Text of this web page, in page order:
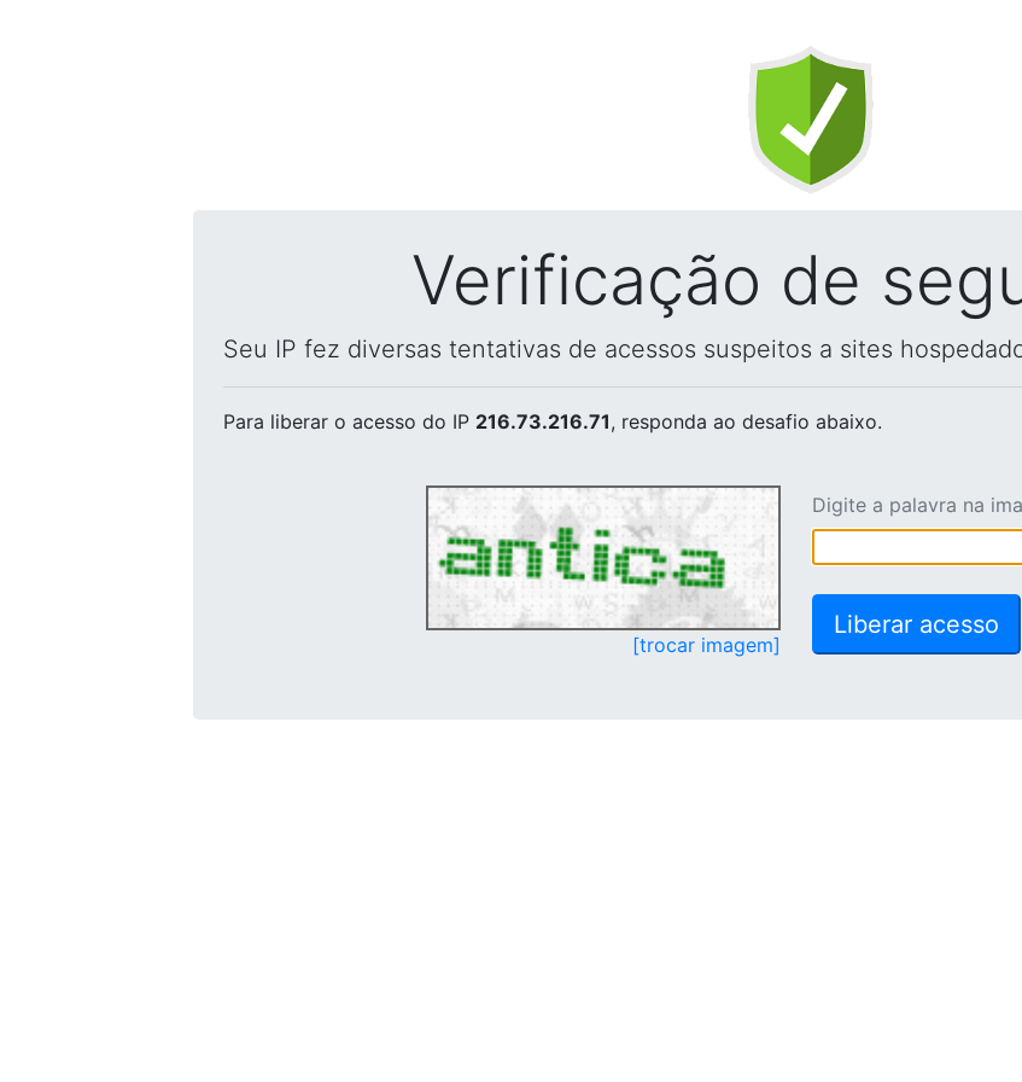
Verificação de
Seu IP fez diversas tentativas de acessos suspeitos a sites
Para liberar o acesso do IP 216.73.216.71, responda ao desafio abaixo.
[trocar imagem]
Digite a palavra na